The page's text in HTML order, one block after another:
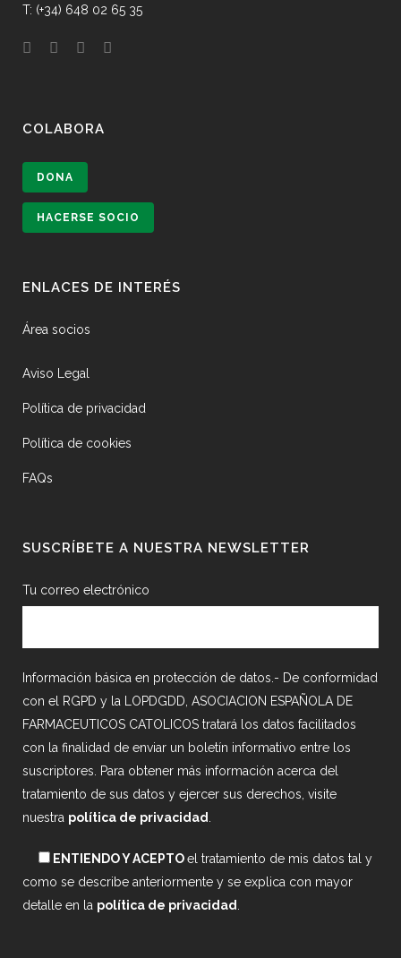
T: (+34) 648 02 65 35
COLABORA
DONA
HACERSE SOCIO
ENLACES DE INTERÉS
Área socios
Aviso Legal
Política de privacidad
Política de cookies
FAQs
SUSCRÍBETE A NUESTRA NEWSLETTER
Tu correo electrónico
Información básica en protección de datos.- De conformidad
con el RGPD y la LOPDGDD, ASOCIACION ESPAÑOLA DE
FARMACEUTICOS CATOLICOS tratará los datos facilitados
con la finalidad de enviar un boletín informativo entre los
suscriptores. Para obtener más información acerca del
tratamiento de sus datos y ejercer sus derechos, visite
nuestra política de privacidad
ENTIENDO Y ACEPTOel tratamiento de mis datos tal y
como se describe anteriormente y se explica con mayor
detalle en la política de privacidad